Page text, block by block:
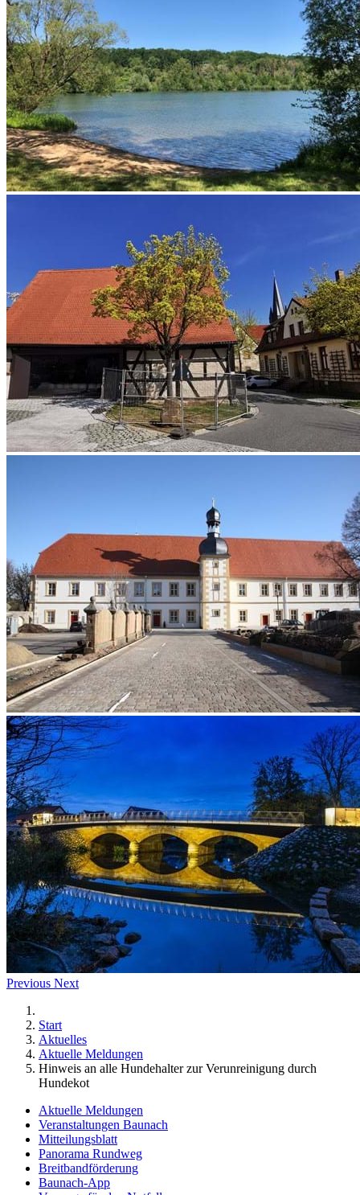
Previous Next
Start
Aktuelles
Aktuelle Meldungen
Hinweis an alle Hundehalter zur Verunreinigung durch
Hundekot
Aktuelle Meldungen
Veranstaltungen Baunach
Mitteilungsblatt
Panorama Rundweg
Breitbandförderung
Baunach-App